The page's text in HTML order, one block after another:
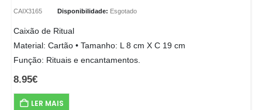
CAIX3165 Disponibilidade: Esgotado
Caixão de Ritual
Material: Cartão • Tamanho: L 8 cm X C 19 cm
Função: Rituais e encantamentos.
8.95€
LER MAIS